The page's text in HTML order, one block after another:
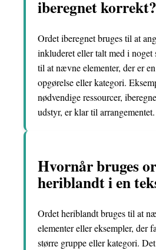
iberegnet korrekt?
Ordet iberegnet bruges til at
inkluderet eller talt med i noget
til at nævne elementer, der er
opgørelse eller kategori.
nødvendige ressourcer,
udstyr, er klar til arrangementet.
Hvornår bruges
heriblandt i en
Ordet heriblandt bruges til at
elementer eller eksempler, der
større gruppe eller kategori.